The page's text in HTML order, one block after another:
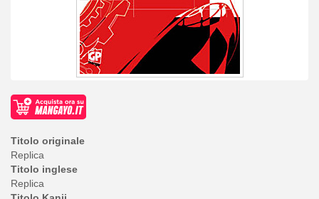
Titolo originale
Replica
Titolo inglese
Replica